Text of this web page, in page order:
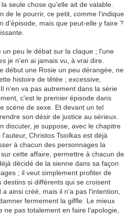
seule chose qu'elle ait de valable.
de le pourrir, ce petit, comme l'indique
d'épisode, mais que peut-elle y faire ?
un peu le débat sur la claque ; l'une
je n'en ai jamais vu, à vrai dire.
début une Rosie un peu dérangée, ne
histoire de têtée ; excessive,
n'en va pas autrement dans la série
c'est le premier épisode dans
scène de sexe. Et devant un tel
son désir de justice au sérieux.
discuter, je suppose, avec le chapitre
Christos Tsiolkas est déjà
à chacun des personnages la
cette affaire, permettre à chacun de
décidé de la sienne dans sa façon
; il veut simplement profiter de
destins si différents qui se croisent
ainsi créé, mais il n'a pas l'intention,
fermement la giffle. Le mieux
ne pas totalement en faire l'apologie,